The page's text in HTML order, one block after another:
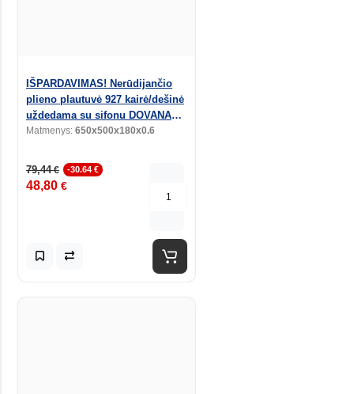
IŠPARDAVIMAS! Nerūdijančio
plieno plautuvė 927 kairė/dešinė
uždedama su sifonu DOVANA
maišytuvas virtuvinis A2210
Matmenys: 650x500x180x0.6
79,44€ -30.64 €
48,80 €